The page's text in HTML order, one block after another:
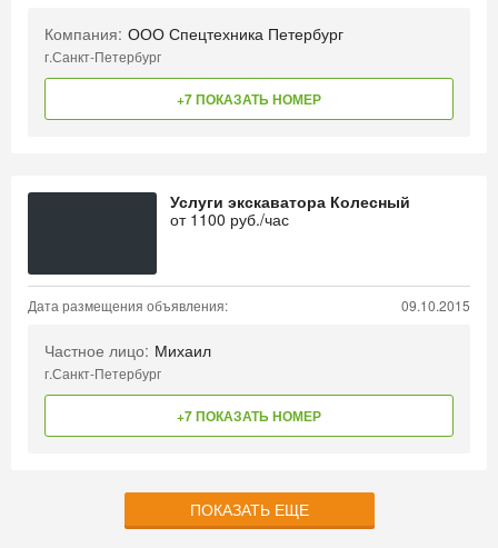
Компания: ООО Спецтехника Петербург
г.Санкт-Петербург
+7 ПОКАЗАТЬ НОМЕР
Услуги экскаватора Колесный
от 1100 руб./час
Дата размещения объявления: 09.10.2015
Частное лицо: Михаил
г.Санкт-Петербург
+7 ПОКАЗАТЬ НОМЕР
ПОКАЗАТЬ ЕЩЕ